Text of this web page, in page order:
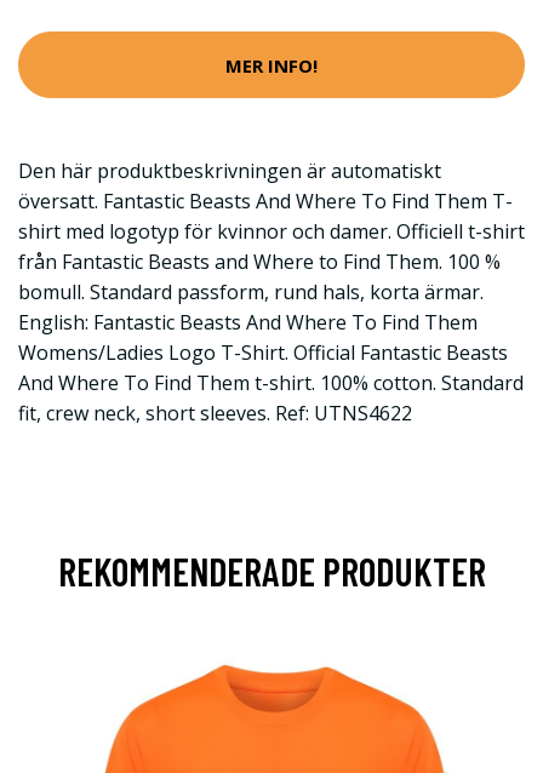
MER INFO!
Den här produktbeskrivningen är automatiskt
översatt. Fantastic Beasts And Where To Find Them T-
shirt med logotyp för kvinnor och damer. Officiell t-shirt
från Fantastic Beasts and Where to Find Them. 100 %
bomull. Standard passform, rund hals, korta ärmar.
English: Fantastic Beasts And Where To Find Them
Womens/Ladies Logo T-Shirt. Official Fantastic Beasts
And Where To Find Them t-shirt. 100% cotton. Standard
fit, crew neck, short sleeves. Ref: UTNS4622
REKOMMENDERADE PRODUKTER